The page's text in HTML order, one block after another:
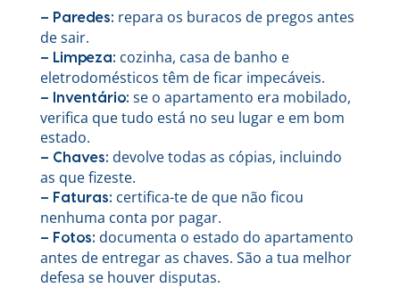
– Paredes: repara os buracos de pregos antes
de sair.
– Limpeza: cozinha, casa de banho e
eletrodomésticos têm de ficar impecáveis.
– Inventário: se o apartamento era mobilado,
verifica que tudo está no seu lugar e em bom
estado.
– Chaves: devolve todas as cópias, incluindo
as que fizeste.
– Faturas: certifica-te de que não ficou
nenhuma conta por pagar.
– Fotos: documenta o estado do apartamento
antes de entregar as chaves. São a tua melhor
defesa se houver disputas.